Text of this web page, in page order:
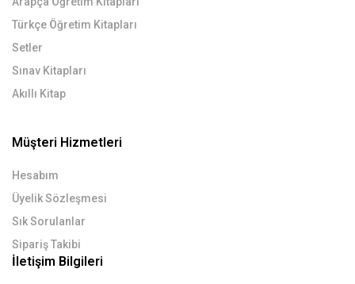
Türkçe Öğretim Kitapları
Setler
Sınav Kitapları
Akıllı Kitap
Müşteri Hizmetleri
Hesabım
Üyelik Sözleşmesi
Sık Sorulanlar
Sipariş Takibi
İletişim Bilgileri